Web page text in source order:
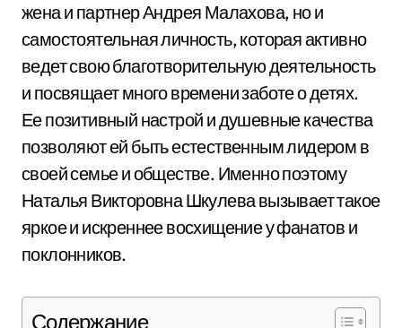
жена и партнер Андрея Малахова, но и
самостоятельная личность, которая активно
ведет свою благотворительную деятельность
и посвящает много времени заботе о детях.
Ее позитивный настрой и душевные качества
позволяют ей быть естественным лидером в
своей семье и обществе. Именно поэтому
Наталья Викторовна Шкулева вызывает такое
яркое и искреннее восхищение у фанатов и
поклонников.
Содержание